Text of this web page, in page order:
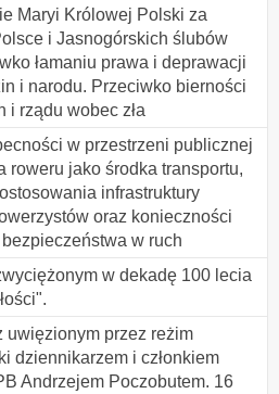
Maryi Królowej Polski za
i Jasnogórskich ślubów
łamaniu prawa i deprawacji
i narodu. Przeciwko bierności
i rządu wobec zła
w przestrzeni publicznej
roweru jako środka transportu,
infrastruktury
oraz konieczności
w ruch
w dekadę 100 lecia
uwięzionym przez reżim
dziennikarzem i członkiem
Andrzejem Poczobutem. 16